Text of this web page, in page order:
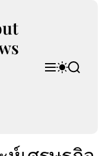
M S
w
o
S
e